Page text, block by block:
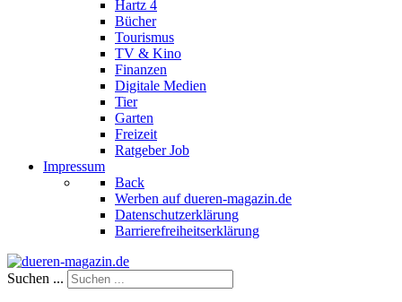
Hartz 4
Bücher
Tourismus
TV & Kino
Finanzen
Digitale Medien
Tier
Garten
Freizeit
Ratgeber Job
Impressum
Back
Werben auf dueren-magazin.de
Datenschutzerklärung
Barrierefreiheitserklärung
Suchen ...